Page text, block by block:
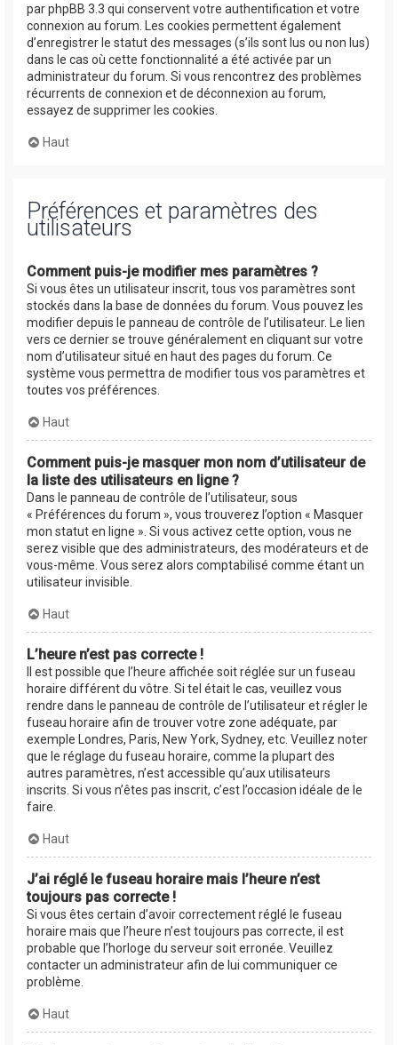
par phpBB 3.3 qui conservent votre authentification et votre
connexion au forum. Les cookies permettent également
d’enregistrer le statut des messages (s’ils sont lus ou non lus)
dans le cas où cette fonctionnalité a été activée par un
administrateur du forum. Si vous rencontrez des problèmes
récurrents de connexion et de déconnexion au forum,
essayez de supprimer les cookies.
Haut
Préférences et paramètres des
utilisateurs
Comment puis-je modifier mes paramètres ?
Si vous êtes un utilisateur inscrit, tous vos paramètres sont
stockés dans la base de données du forum. Vous pouvez les
modifier depuis le panneau de contrôle de l’utilisateur. Le lien
vers ce dernier se trouve généralement en cliquant sur votre
nom d’utilisateur situé en haut des pages du forum. Ce
système vous permettra de modifier tous vos paramètres et
toutes vos préférences.
Haut
Comment puis-je masquer mon nom d’utilisateur de
la liste des utilisateurs en ligne ?
Dans le panneau de contrôle de l’utilisateur, sous
« Préférences du forum », vous trouverez l’option « Masquer
mon statut en ligne ». Si vous activez cette option, vous ne
serez visible que des administrateurs, des modérateurs et de
vous-même. Vous serez alors comptabilisé comme étant un
utilisateur invisible.
Haut
L’heure n’est pas correcte !
Il est possible que l’heure affichée soit réglée sur un fuseau
horaire différent du vôtre. Si tel était le cas, veuillez vous
rendre dans le panneau de contrôle de l’utilisateur et régler le
fuseau horaire afin de trouver votre zone adéquate, par
exemple Londres, Paris, New York, Sydney, etc. Veuillez noter
que le réglage du fuseau horaire, comme la plupart des
autres paramètres, n’est accessible qu’aux utilisateurs
inscrits. Si vous n’êtes pas inscrit, c’est l’occasion idéale de le
faire.
Haut
J’ai réglé le fuseau horaire mais l’heure n’est
toujours pas correcte !
Si vous êtes certain d’avoir correctement réglé le fuseau
horaire mais que l’heure n’est toujours pas correcte, il est
probable que l’horloge du serveur soit erronée. Veuillez
contacter un administrateur afin de lui communiquer ce
problème.
Haut